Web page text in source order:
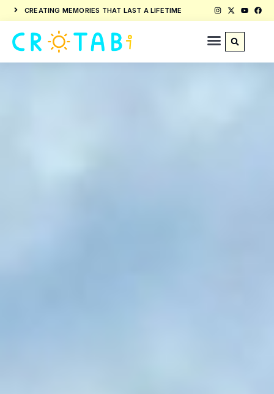
CREATING MEMORIES THAT LAST A LIFETIME